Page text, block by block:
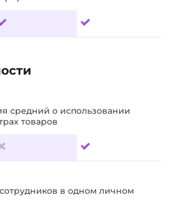
средний о использовании
товаров
в одном личном